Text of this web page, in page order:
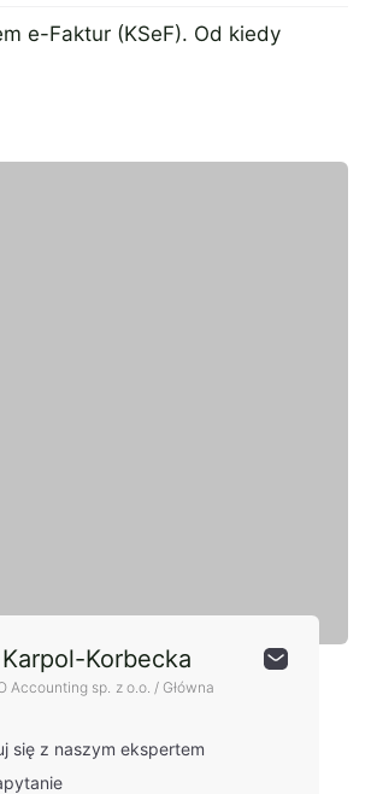
e-Faktur (KSeF). Od kiedy
ekspert
Korbecka
Accounting sp. z o.o. / Główna
się z naszym ekspertem